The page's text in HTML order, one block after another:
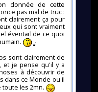
donnée de cette
pas mal de truc :
clairement ça pour
qui sont vraiment
éventail de ce quoi
sont clairement de
et je pense qu'il y a
à découvrir de
dans ce Monde ou il
les 2mn.